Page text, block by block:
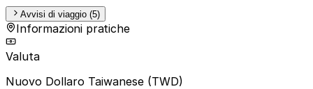
Avvisi di viaggio (5)
Informazioni pratiche
Valuta
Nuovo Dollaro Taiwanese (TWD)